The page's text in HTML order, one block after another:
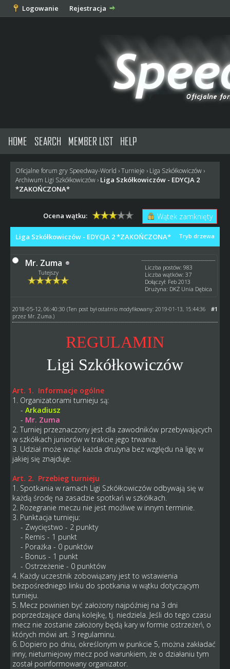
Logowanie Rejestracja
HOME SEARCH MEMBER LIST HELP
Oficjalne forum gry Speedway-World ›Turnieje › Liga Szkółkowiczów›
Archiwum Ligi Szkółkowiczów › Liga Szkółkowiczów - EDYCJA 2
*ZAKOŃCZONA*
Wątek zamknięty
Ocena wątku:
Tryb drzewa
Liga Szkółkowiczów - EDYCJA 2 *ZAKOŃCZONA*
Mr. Zuma
Tutejszy
Liczba postów: 983
Liczba wątków: 37
Dołączył: Feb 2013
Drużyna: DKŻ Unia Dębica
#1
2018-05-12, 06:40:30 (Ten post był ostatnio modyfikowany: 2019-01-13, 15:44:36
przez Mr. Zuma.)
REGULAMIN
Ligi Szkółkowiczów
Art. 1. Informacje ogólne
1. Organizatorami turnieju są:
- Arkadiusz
- Mr. Zuma
2. Turniej przeznaczony jest dla zawodników przebywających
w szkółkach juniorów w trakcie jego trwania.
3. Udział może wziąć każda drużyna bez względu na ligę w
jakiej się znajduje.
Art. 2. Przebieg turnieju
1. Spotkania w ramach Ligi Szkółkowiczów odbywają się w
każdą środę na zasadzie spotkań w szkółkach.
2. Rozegranie meczu nie jest możliwe w innym terminie.
3. Punktacja turnieju:
- Zwycięstwo - 2 punkty
- Remis - 1 punkt
- Porażka - 0 punktów
- Bonus - 1 punkt
- Ostrzeżenie - 0 punktów
4. Każdy uczestnik zobowiązany jest to wstawienia
bezpośredniego linku do spotkania w wątku dotyczącym
turnieju.
5. Mecz powinien być założony najpóźniej na 3 dni
poprzedzające daną kolejkę, tj. niedziela. Jeśli do tego czasu
mecz nie zostanie założony będą kary w formie ostrzeżeń, o
których mówi art. 3 regulaminu.
6. Dopiero po dniu, określonym w punkcie 5, można zakładać
inny, nieturniejowy mecz pod warunkiem, że o działaniu tym
został poinformowany organizator.